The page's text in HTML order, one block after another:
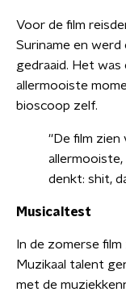
Voor de film
Suriname en
gedraaid. Het
allermooiste
bioscoop zelf.
''De film
allermooiste,
denkt: shit,
Musicaltest
In de zomerse
Muzikaal talent
met de